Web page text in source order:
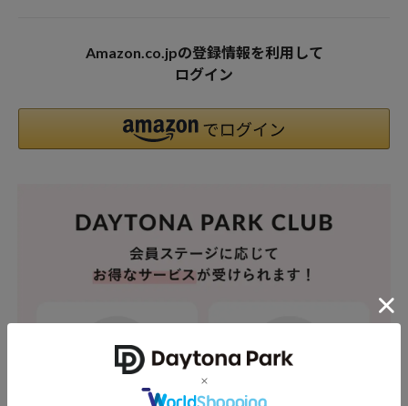
Amazon.co.jpの登録情報を利用して
ログイン